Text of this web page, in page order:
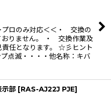
プロのみ対応＜＜・ 交換の
おりません。 ・ 交換作業及
責任となります。 ☆彡ヒント
点滅・・・・他名称：キバ
示部 [RAS-AJ22J PJE]